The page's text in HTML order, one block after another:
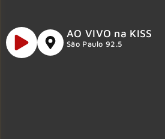
AO VIVO na KISS
São Paulo 92.5